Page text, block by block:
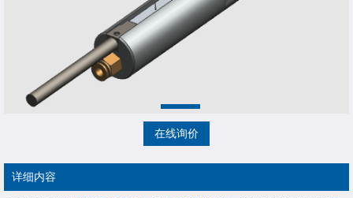
在线询价
详细内容